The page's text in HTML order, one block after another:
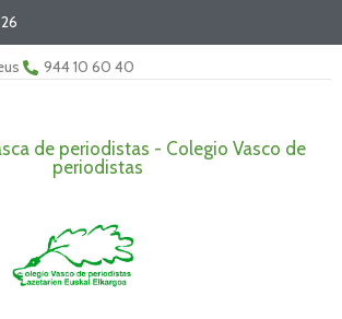
944 10 60 40
de periodistas - Colegio Vasco de
periodistas